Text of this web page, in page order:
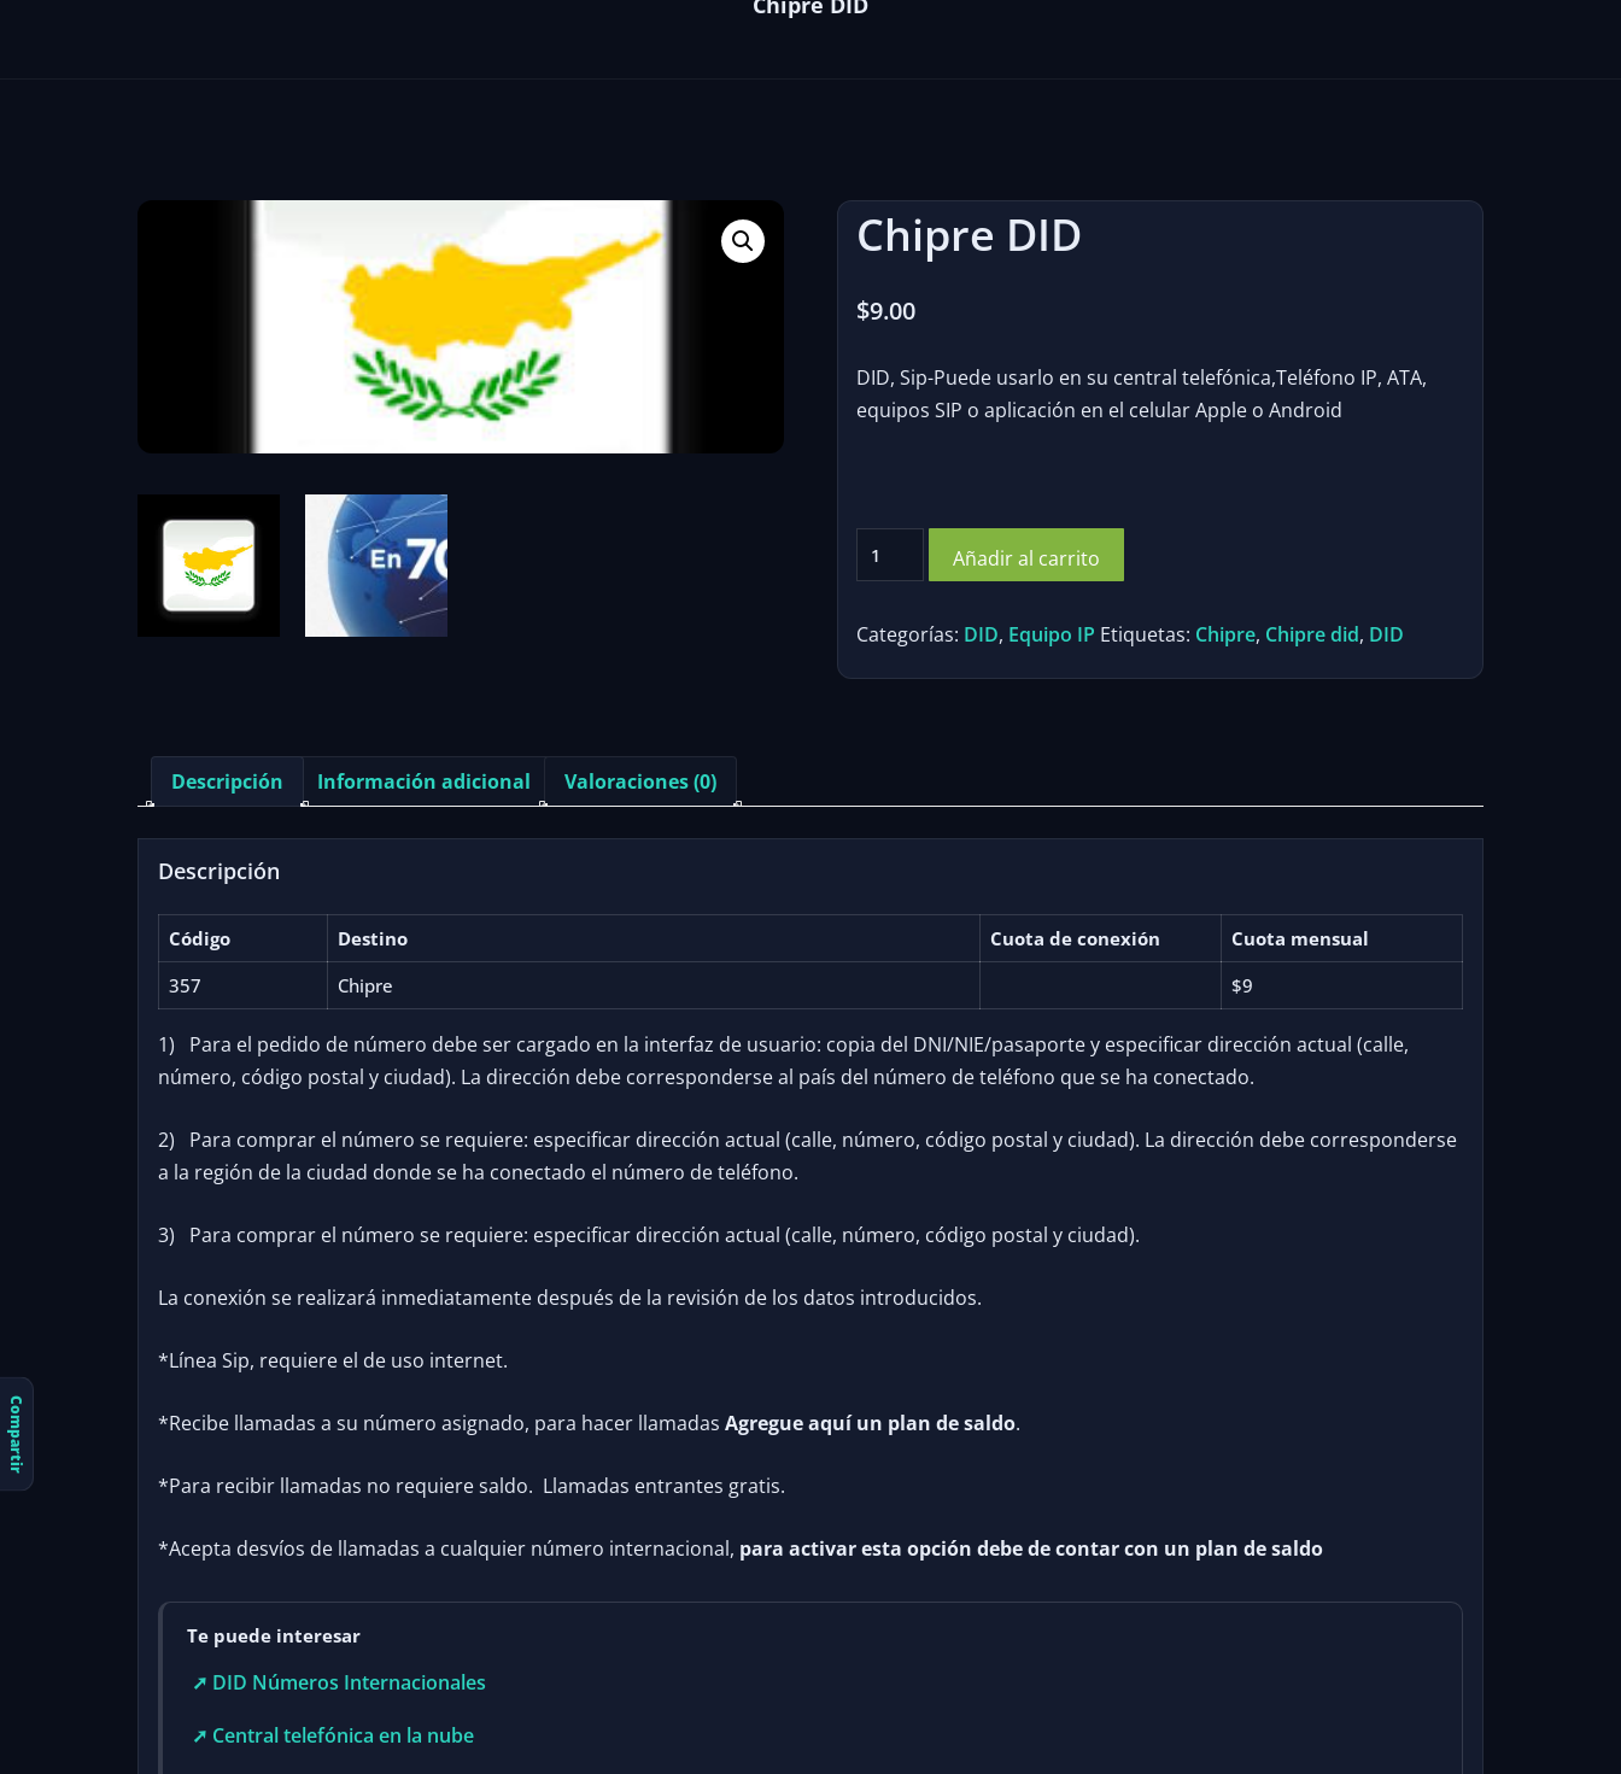
Chipre DID
$9.00
DID, Sip-Puede usarlo en su central telefónica,Teléfono IP, ATA,
equipos SIP o aplicación en el celular Apple o Android
DID
Añadir al carrito
Categorías: DID, Equipo IP Etiquetas: Chipre, Chipre did, DID
Descripción Información adicional Valoraciones (0)
Descripción
Código Destino Cuota de conexión
Cuota mensual
357
Chipre $9
1) Para el pedido de número debe ser cargado en la interfaz de usuario: copia del DNI/NIE/pasaporte y especificar dirección actual (calle,
número, código postal y ciudad). La dirección debe corresponderse al país del número de teléfono que se ha conectado.
2) Para comprar el número se requiere: especificar dirección actual (calle, número, código postal y ciudad). La dirección debe corresponderse
a la región de la ciudad donde se ha conectado el número de teléfono.
3) Para comprar el número se requiere: especificar dirección actual (calle, número, código postal y ciudad).
La conexión se realizará inmediatamente después de la revisión de los datos introducidos.
*Línea Sip, requiere el de uso internet.
*Recibe llamadas a su número asignado, para hacer llamadas Agregue aquí un plan de saldo.
*Para recibir llamadas no requiere saldo. Llamadas entrantes gratis.
*Acepta desvíos de llamadas a cualquier número internacional, para activar esta opción debe de contar con un plan de saldo
Te puede interesar
➚ DID Números Internacionales
➚ Central telefónica en la nube
Compartir